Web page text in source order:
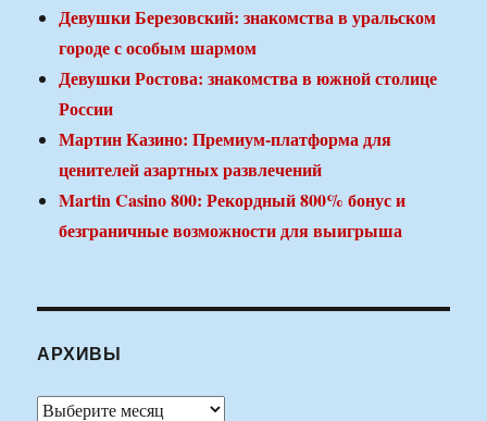
Девушки Березовский: знакомства в уральском
городе с особым шармом
Девушки Ростова: знакомства в южной столице
России
Мартин Казино: Премиум-платформа для
ценителей азартных развлечений
Martin Casino 800: Рекордный 800% бонус и
безграничные возможности для выигрыша
АРХИВЫ
Архивы